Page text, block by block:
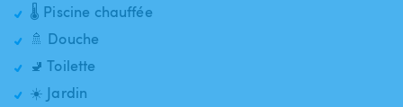
🌡️ Piscine chauffée
🚿 Douche
🚽 Toilette
☀️ Jardin